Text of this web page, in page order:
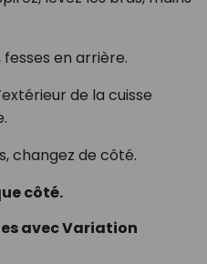
fesses en arrière.
de la cuisse
changez de côté.
côté.
avec Variation